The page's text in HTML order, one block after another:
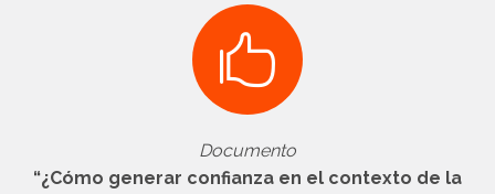
Documento
“¿Cómo generar confianza en el contexto de la